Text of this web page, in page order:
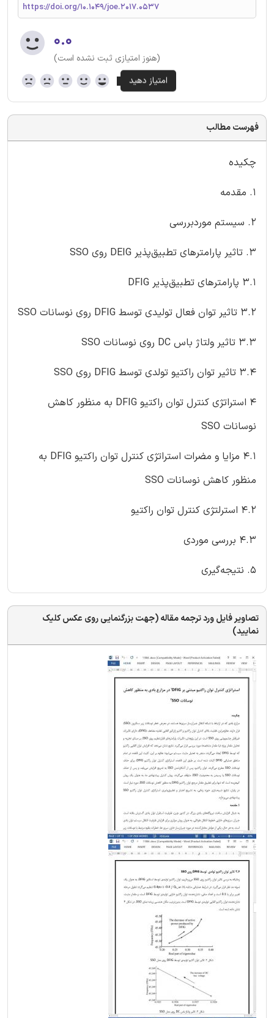
https://doi.org/10.1049/joe.2017.0537
۰.۰
(هنوز امتیازی ثبت نشده است)
فهرست مطالب
چکیده
1. مقدمه
2. سیستم مورد‌بررسی
3. تاثیر پارامترهای تطبیق‌پذیر DEIG روی SSO
3.1 پارامترهای تطبیق‌پذیر DFIG
3.2 تاثیر توان فعال تولیدی توسط DFIG روی نوسانات SSO
3.3 تاثیر ولتاژ باس DC روی نوسانات SSO
3.4 تاثیر توان راکتیو تولدی توسط DFIG روی SSO
4 استراتژی کنترل توان راکتیو DFIG به منظور کاهش
نوسانات SSO
4.1 مزایا و مضرات استراتژی کنترل توان راکتیو DFIG به
منظور کاهش نوسانات SSO
4.2 استرلتژی کنترل توان راکتیو
4.3 بررسی موردی
5. نتیجه‌گیری
تصاویر فایل ورد ترجمه مقاله (جهت بزرگنمایی روی عکس کلیک
نمایید)